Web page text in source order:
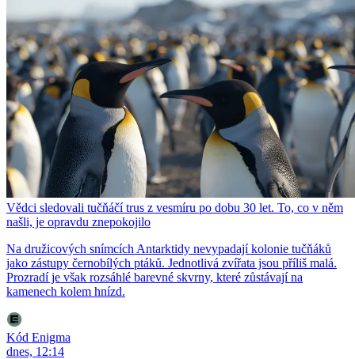
Vědci sledovali tučňáčí trus z vesmíru po dobu 30 let. To, co v něm
našli, je opravdu znepokojilo
Na družicových snímcích Antarktidy nevypadají kolonie tučňáků
jako zástupy černobílých ptáků. Jednotlivá zvířata jsou příliš malá.
Prozradí je však rozsáhlé barevné skvrny, které zůstávají na
kamenech kolem hnízd.
Kód Enigma
dnes, 12:14